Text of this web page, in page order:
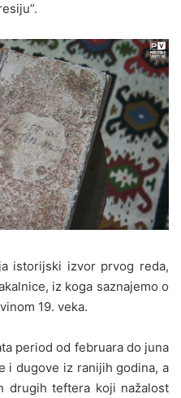
istorijski izvor prvog reda,
iz koga saznajemo o
19. veka.
period od februara do juna
i dugove iz ranijih godina, a
drugih teftera koji nažalost